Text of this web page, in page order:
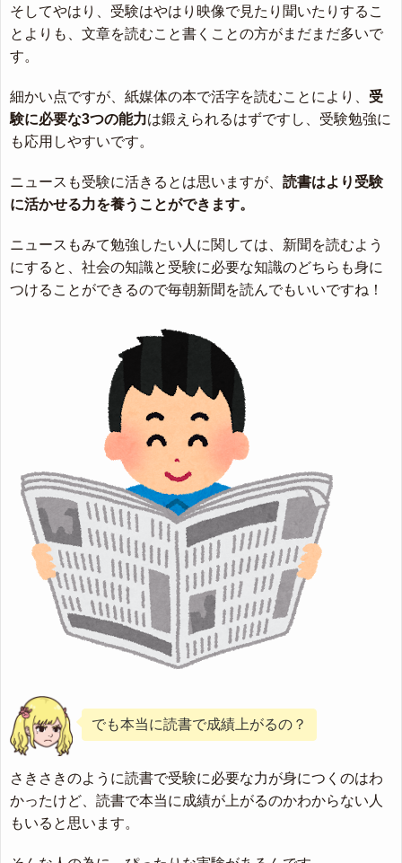
そしてやはり、受験はやはり映像で見たり聞いたりするこ
とよりも、文章を読むこと書くことの方がまだまだ多いで
す。
細かい点ですが、紙媒体の本で活字を読むことにより、 受
験に必要な3つの能力は鍛えられるはずですし、受験勉強に
も応用しやすいです。
ニュースも受験に活きるとは思いますが、 読書はより受験
に活かせる力を養うことができます。
ニュースもみて勉強したい人に関しては、新聞を読むよう
にすると、社会の知識と受験に必要な知識のどちらも身に
つけることができるので毎朝新聞を読んでもいいですね！
でも本当に読書で成績上がるの？
さきさきのように読書で受験に必要な力が身につくのはわ
かったけど、読書で本当に成績が上がるのかわからない人
もいると思います。